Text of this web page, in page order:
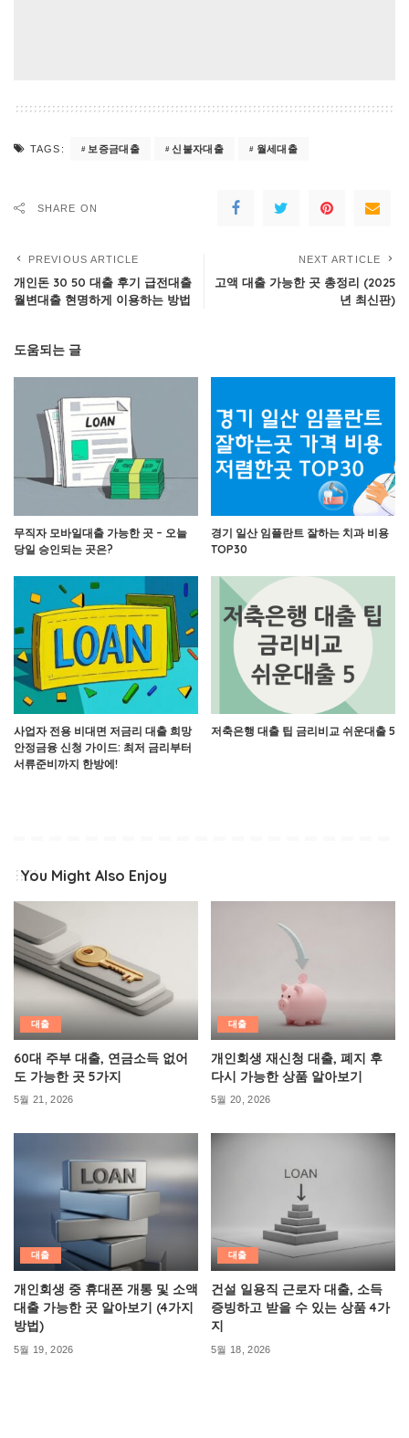
TAGS: 보증금대출 신불자대출 월세대출
SHARE ON
PREVIOUS ARTICLE
개인돈 30 50 대출 후기 급전대출
월변대출 현명하게 이용하는 방법
NEXT ARTICLE
고액 대출 가능한 곳 총정리 (2025
년 최신판)
도움되는 글
무직자 모바일대출 가능한 곳 – 오늘
당일 승인되는 곳은?
경기 일산 임플란트 잘하는 치과 비용
TOP30
사업자 전용 비대면 저금리 대출 희망
안정금융 신청 가이드: 최저 금리부터
서류준비까지 한방에!
저축은행 대출 팁 금리비교 쉬운대출 5
You Might Also Enjoy
대출
60대 주부 대출, 연금소득 없어
도 가능한 곳 5가지
5월 21, 2026
대출
개인회생 재신청 대출, 폐지 후
다시 가능한 상품 알아보기
5월 20, 2026
대출
개인회생 중 휴대폰 개통 및 소액
대출 가능한 곳 알아보기 (4가지
방법)
5월 19, 2026
대출
건설 일용직 근로자 대출, 소득
증빙하고 받을 수 있는 상품 4가
지
5월 18, 2026